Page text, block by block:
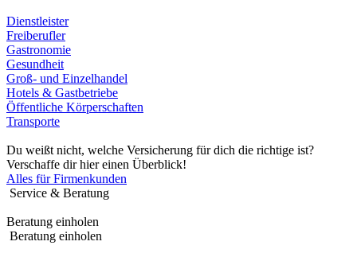
Dienstleister
Freiberufler
Gastronomie
Gesundheit
Groß- und Einzelhandel
Hotels & Gastbetriebe
Öffentliche Körperschaften
Transporte
Du weißt nicht, welche Versicherung für dich die richtige ist?
Verschaffe dir hier einen Überblick!
Alles für Firmenkunden
Service & Beratung
Beratung einholen
Beratung einholen